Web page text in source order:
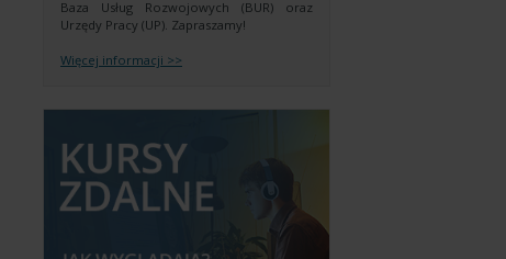
Baza Usług Rozwojowych (BUR) oraz
Urzędy Pracy (UP). Zapraszamy!
Więcej informacji >>